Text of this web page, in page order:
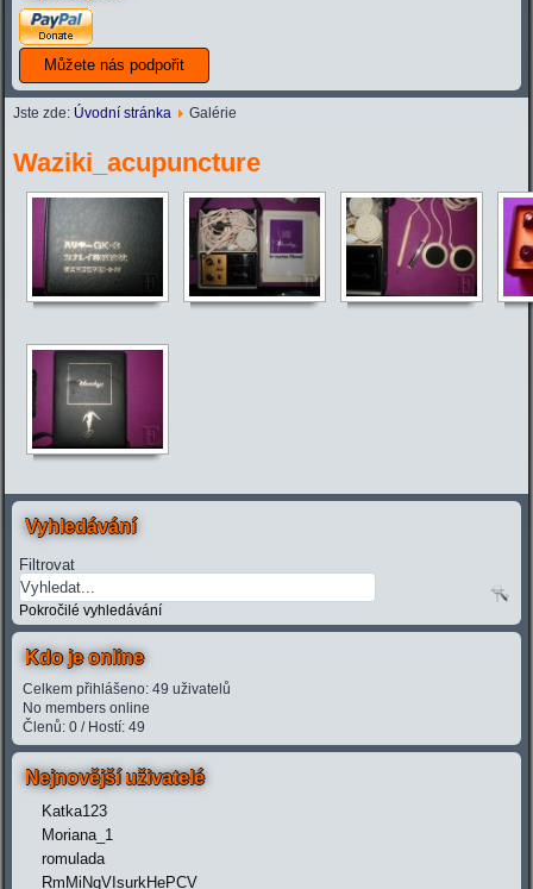
Jste zde: Úvodní stránka Galérie
Waziki_acupuncture
Vyhledávání
Filtrovat
Pokročilé vyhledávání
Kdo je online
Celkem přihlášeno: 49 uživatelů
No members online
Členů: 0 / Hostí: 49
Nejnovější uživatelé
Katka123
Moriana_1
romulada
RmMiNqVIsurkHePCV